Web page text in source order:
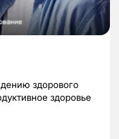
здорового
здоровье